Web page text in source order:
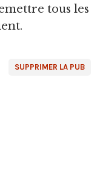
tous les
SUPPRIMER LA PUB